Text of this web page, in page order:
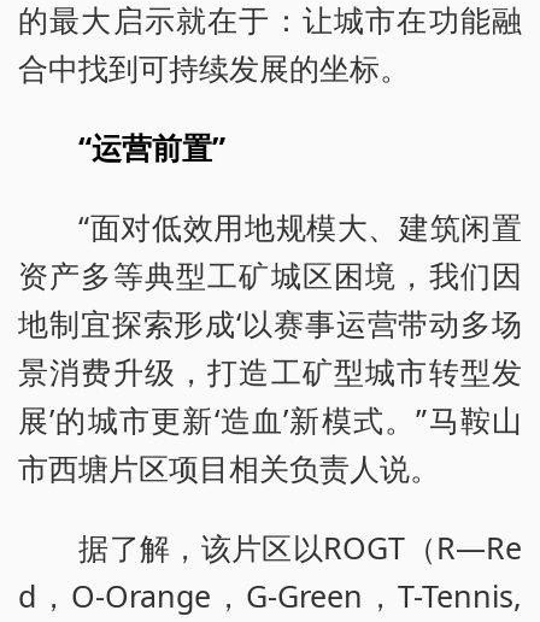
的最大启示就在于：让城市在功能融
合中找到可持续发展的坐标。
“运营前置”
“面对低效用地规模大、建筑闲置
资产多等典型工矿城区困境，我们因
地制宜探索形成‘以赛事运营带动多场
景消费升级，打造工矿型城市转型发
展’的城市更新‘造血’新模式。”马鞍山
市西塘片区项目相关负责人说。
据了解，该片区以ROGT（R—Re
d，O-Orange，G-Green，T-Tennis,